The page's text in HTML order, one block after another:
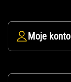
Moje konto